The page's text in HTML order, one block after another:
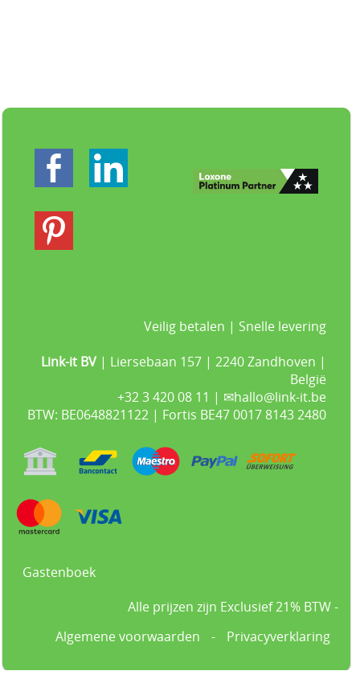
Veilig betalen | Snelle levering
Link-it BV | Liersebaan 157 | 2240 Zandhoven |
België
+32 3 420 08 11 | ✉hallo@link-it.be
BTW: BE0648821122 | Fortis BE47 0017 8143 2480
Gastenboek
Alle prijzen zijn Exclusief 21% BTW -
Algemene voorwaarden
- Privacyverklaring